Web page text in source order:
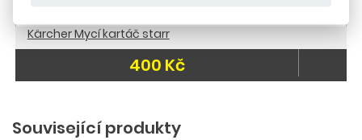
Kärcher Mycí kartáč starr
400 Kč
Související produkty